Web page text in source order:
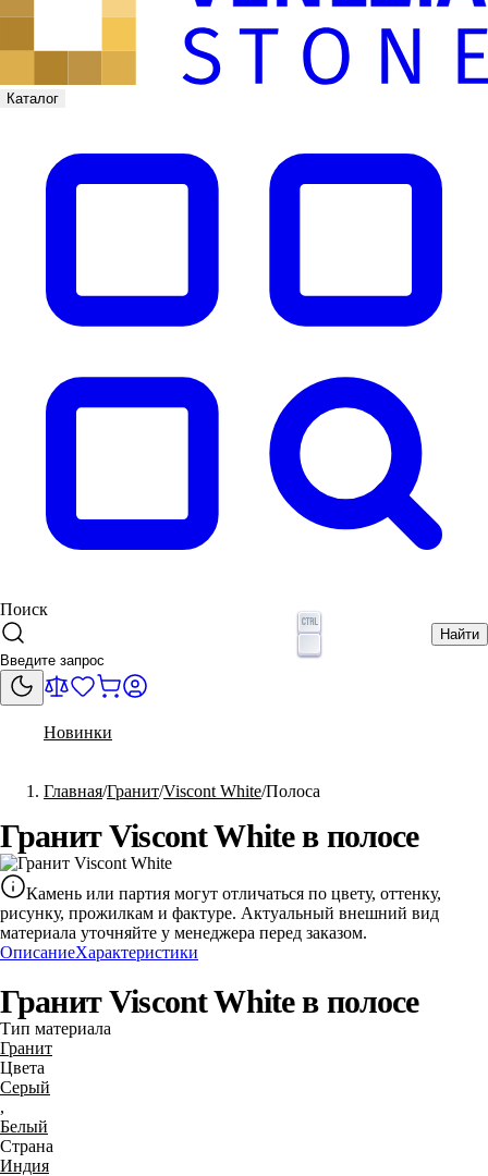
Каталог
Поиск
Найти
Новинки
Главная Гранит Viscont White Полоса
Гранит Viscont White в полосе
Камень или партия могут отличаться по цвету, оттенку,
рисунку, прожилкам и фактуре. Актуальный внешний вид
материала уточняйте у менеджера перед заказом.
ОписаниеХарактеристики
Гранит Viscont White в полосе
Тип материала
Гранит
Цвета
Серый
,
Белый
Страна
Индия